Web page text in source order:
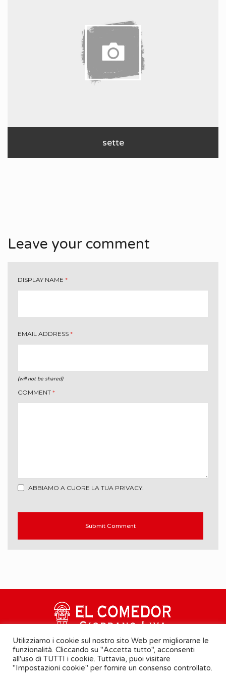
sette
Leave your comment
DISPLAY NAME *
EMAIL ADDRESS *
(will not be shared)
COMMENT *
ABBIAMO A CUORE LA TUA PRIVACY.
Utilizziamo i cookie sul nostro sito Web per migliorarne le
funzionalità. Cliccando su "Accetta tutto", acconsenti
all'uso di TUTTI i cookie. Tuttavia, puoi visitare
"Impostazioni cookie" per fornire un consenso controllato.